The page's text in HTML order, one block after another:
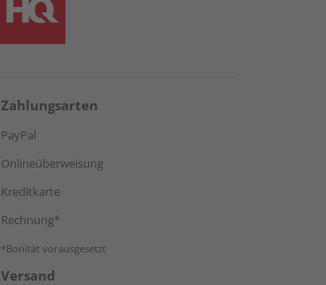
Zahlungsarten
PayPal
Onlineüberweisung
Kreditkarte
Rechnung*
*Bonität vorausgesetzt
Versand